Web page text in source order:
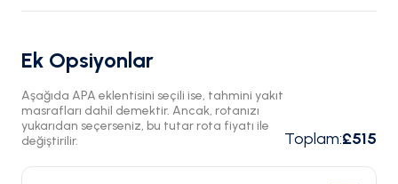
Ek Opsiyonlar
Aşağıda APA eklentisini seçili ise, tahmini yakıt
masrafları dahil demektir. Ancak, rotanızı
yukarıdan seçerseniz, bu tutar rota fiyatı ile
değiştirilir.
Toplam:£515